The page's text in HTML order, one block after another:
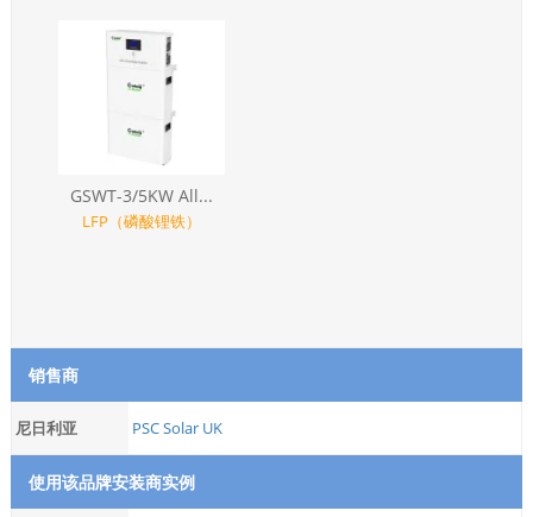
GSWT-3/5KW All...
LFP（磷酸锂铁）
销售商
尼日利亚 PSC Solar UK
使用该品牌安装商实例